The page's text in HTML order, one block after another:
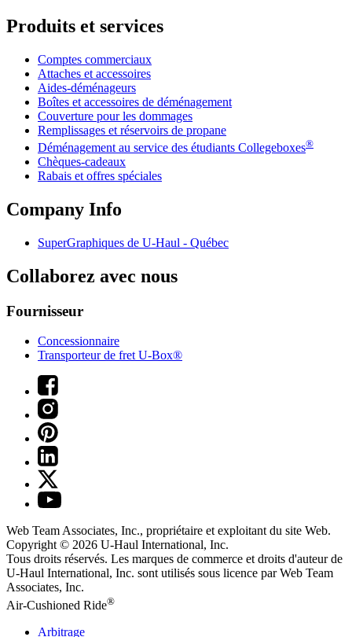
Produits et services
Comptes commerciaux
Attaches et accessoires
Aides-déménageurs
Boîtes et accessoires de déménagement
Couverture pour les dommages
Remplissages et réservoirs de propane
Déménagement au service des étudiants Collegeboxes®
Chèques-cadeaux
Rabais et offres spéciales
Company Info
SuperGraphiques de U-Haul - Québec
Collaborez avec nous
Fournisseur
Concessionnaire
Transporteur de fret U-Box®
Web Team Associates, Inc., propriétaire et exploitant du site Web.
Copyright © 2026 U-Haul International, Inc.
Tous droits réservés. Les marques de commerce et droits d'auteur de
U-Haul International, Inc. sont utilisés sous licence par Web Team
Associates, Inc.
Air-Cushioned Ride®
Arbitrage